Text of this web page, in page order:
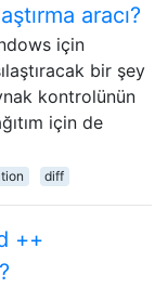
aracı?
için
bir şey
kontrolünün
için de
diff
++